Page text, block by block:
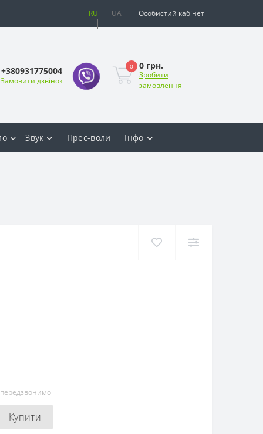
UA Особистий кабінет
+380931775004
Замовити дзвінок
0 0 грн.
Зробити
замовлення
Звук Прес-воли Інфо
Купити